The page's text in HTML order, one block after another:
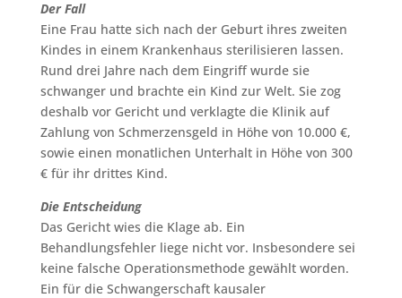
Der Fall
Eine Frau hatte sich nach der Geburt ihres zweiten
Kindes in einem Krankenhaus sterilisieren lassen.
Rund drei Jahre nach dem Eingriff wurde sie
schwanger und brachte ein Kind zur Welt. Sie zog
deshalb vor Gericht und verklagte die Klinik auf
Zahlung von Schmerzensgeld in Höhe von 10.000 €,
sowie einen monatlichen Unterhalt in Höhe von 300
€ für ihr drittes Kind.
Die Entscheidung
Das Gericht wies die Klage ab. Ein
Behandlungsfehler liege nicht vor. Insbesondere sei
keine falsche Operationsmethode gewählt worden.
Ein für die Schwangerschaft kausaler